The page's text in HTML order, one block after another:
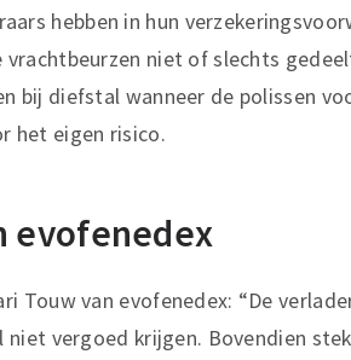
hebben in hun
vrachtbeurzen niet of slechts
bij diefstal wanneer de polissen
het eigen risico.
evofenedex
Touw van evofenedex: “De
niet vergoed krijgen. Bovendien